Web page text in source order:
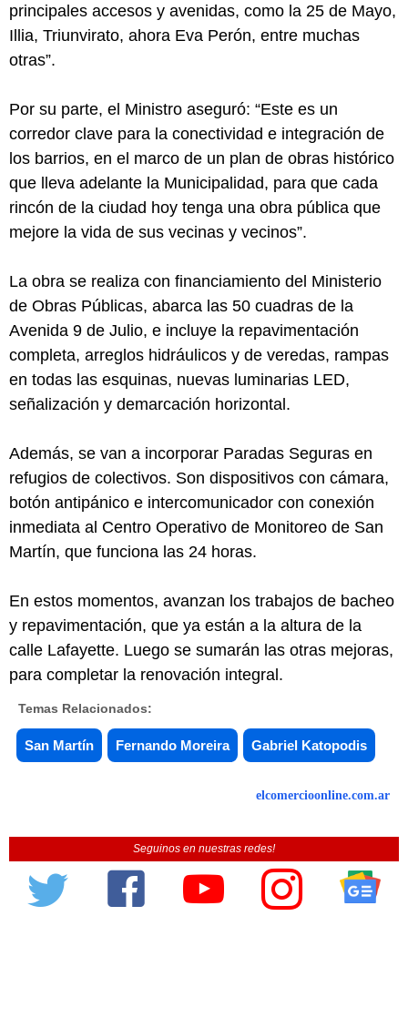
principales accesos y avenidas, como la 25 de Mayo,
Illia, Triunvirato, ahora Eva Perón, entre muchas
otras”.
Por su parte, el Ministro aseguró: “Este es un
corredor clave para la conectividad e integración de
los barrios, en el marco de un plan de obras histórico
que lleva adelante la Municipalidad, para que cada
rincón de la ciudad hoy tenga una obra pública que
mejore la vida de sus vecinas y vecinos”.
La obra se realiza con financiamiento del Ministerio
de Obras Públicas, abarca las 50 cuadras de la
Avenida 9 de Julio, e incluye la repavimentación
completa, arreglos hidráulicos y de veredas, rampas
en todas las esquinas, nuevas luminarias LED,
señalización y demarcación horizontal.
Además, se van a incorporar Paradas Seguras en
refugios de colectivos. Son dispositivos con cámara,
botón antipánico e intercomunicador con conexión
inmediata al Centro Operativo de Monitoreo de San
Martín, que funciona las 24 horas.
En estos momentos, avanzan los trabajos de bacheo
y repavimentación, que ya están a la altura de la
calle Lafayette. Luego se sumarán las otras mejoras,
para completar la renovación integral.
Temas Relacionados:
San Martín Fernando Moreira Gabriel Katopodis
elcomercioonline.com.ar
Seguinos en nuestras redes!